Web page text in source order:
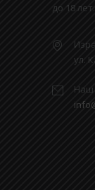
до 18 лет.
ул.
Наш